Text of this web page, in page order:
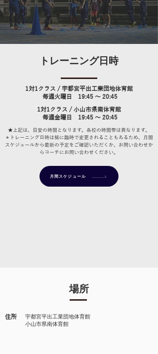
トレーニング日時
1対1クラス​ / 宇都宮平出工業団地体育館
毎週火曜日 19:45 ～ 20:45
1対1クラス​ / 小山市県南体育館
毎週金曜日 19:45 ～ 20:45
★上記は、目安の時間となります。各校の時間帯は異なります。
＊トレーニング日時は稀に臨時で変更されることもあるため、月間
スケジュールから最新の予定をご確認いただくか、お問い合わせか
らコーチにお問い合わせください。
月間スケジュール
場所
住所
宇都宮平出工業団地体育館
​小山市県南体育館